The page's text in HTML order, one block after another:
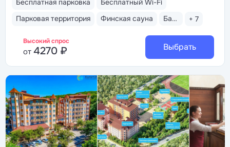
Машука. В 5 минутах ж/д станция «Лермонтовская»,
остановка трамвая
Собственный бювет
Красивый вид на горы Машук и Бештау из каждого
номера
Бесплатная парковка
Бесплатный Wi-Fi
Парковая территория
Финская сауна Бассейн закрытый + 7
Высокий спрос
от 4270 ₽ Выбрать